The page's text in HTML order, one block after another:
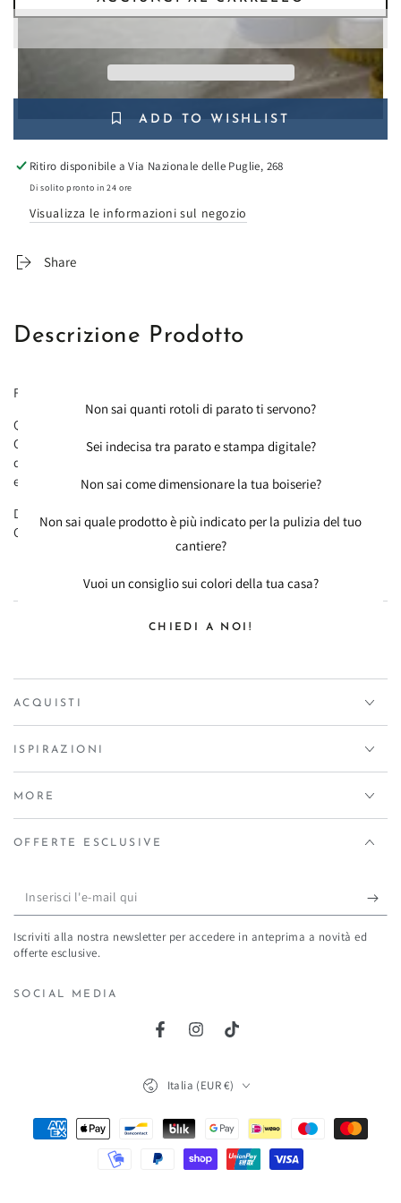
Non sai quanti rotoli di parato ti servono?
Sei indecisa tra parato e stampa digitale?
Non sai come dimensionare la tua boiserie?
Non sai quale prodotto è più indicato per la pulizia del tuo
cantiere?
Vuoi un consiglio sui colori della tua casa?
CHIEDI A NOI!
Scrapbooking
Face
Vagabond
30x30
cm
Stamperia
per
Scrapbooking
Double
Face
Sir
Vagabond
30x30
cm
Stamperia
ADD TO WISHLIST
Ritiro disponibile aVia Nazionale delle Puglie, 268
Di solito pronto in 24 ore
Visualizza le informazioni sul negozio
Share
Descrizione Prodotto
Foglio da Scrapbooking Double Face by Stamperia.
Questo cartoncino è stampato su entrambi i lati.
Con i fogli Scrap è possibile decorare scatole, album, quaderni,
diari, realizzare biglietti di auguri, mini album, inviti, pagine scrap
e tanto altro.
Dimensioni: cm 30,5 x 30,5 circa
Grammatura 170 circa
ACQUISTI
ISPIRAZIONI
MORE
OFFERTE ESCLUSIVE
Inserisci
l'e-
mail
Iscriviti alla nostra newsletter per accedere in anteprima a novità ed
offerte esclusive.
SOCIAL MEDIA
FacebookInstagramTikTok
geografica
Italia (EUR €)
Modalità